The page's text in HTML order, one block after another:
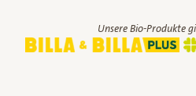
Unsere Bio-Produkte